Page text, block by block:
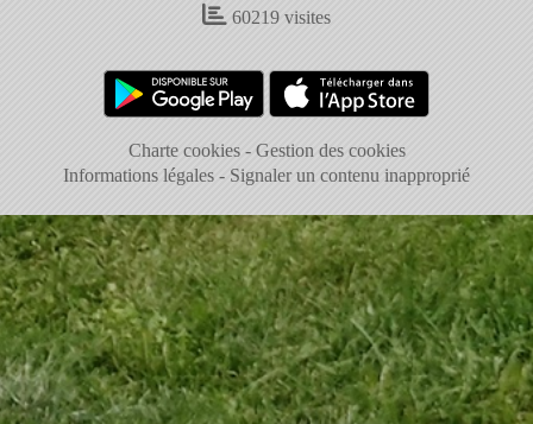
60219 visites
Charte cookies
Gestion des cookies
Informations légales
Signaler un contenu inapproprié